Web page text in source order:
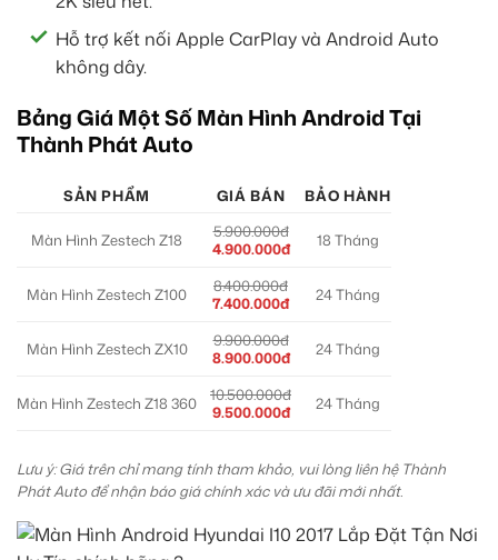
Hỗ trợ kết nối Apple CarPlay và Android Auto
không dây.
Bảng Giá Một Số Màn Hình Android Tại
Thành Phát Auto
SẢN PHẨM GIÁ BÁN BẢO HÀNH
Màn Hình Zestech Z18
5.900.000đ
4.900.000đ
18 Tháng
Màn Hình Zestech Z100
8.400.000đ
7.400.000đ
24 Tháng
Màn Hình Zestech ZX10
9.900.000đ
8.900.000đ
24 Tháng
Màn Hình Zestech Z18 360
10.500.000đ
9.500.000đ
24 Tháng
Lưu ý: Giá trên chỉ mang tính tham khảo, vui lòng liên hệ Thành
Phát Auto để nhận báo giá chính xác và ưu đãi mới nhất.